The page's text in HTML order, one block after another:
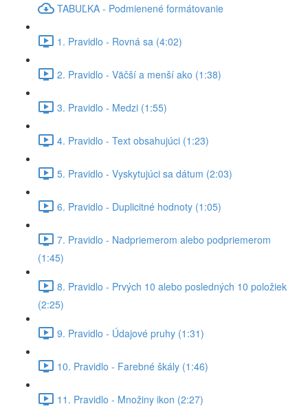
TABUĽKA - Podmienené formátovanie
1. Pravidlo - Rovná sa (4:02)
2. Pravidlo - Väčší a menší ako (1:38)
3. Pravidlo - Medzi (1:55)
4. Pravidlo - Text obsahujúci (1:23)
5. Pravidlo - Vyskytujúci sa dátum (2:03)
6. Pravidlo - Duplicitné hodnoty (1:05)
7. Pravidlo - Nadpriemerom alebo podpriemerom
(1:45)
8. Pravidlo - Prvých 10 alebo posledných 10 položiek
(2:25)
9. Pravidlo - Údajové pruhy (1:31)
10. Pravidlo - Farebné škály (1:46)
11. Pravidlo - Množiny ikon (2:27)